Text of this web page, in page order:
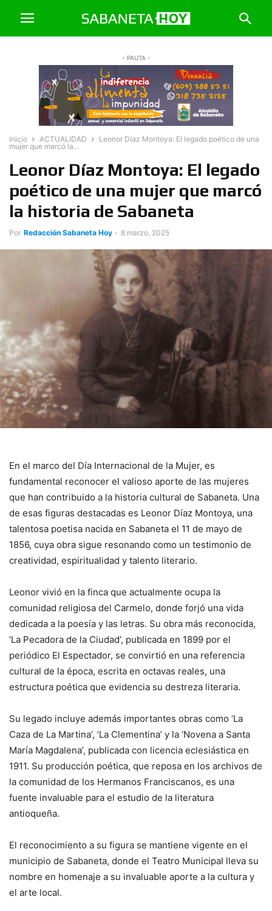
- PAUTA -
Inicio ACTUALIDAD
Leonor Díaz Montoya: El legado poético de una
mujer que marcó la...
Leonor Díaz Montoya: El legado
poético de una mujer que marcó
la historia de Sabaneta
Por Redacción Sabaneta Hoy - 8 marzo, 2025
En el marco del Día Internacional de la Mujer, es
fundamental reconocer el valioso aporte de las mujeres
que han contribuido a la historia cultural de Sabaneta. Una
de esas figuras destacadas es Leonor Díaz Montoya, una
talentosa poetisa nacida en Sabaneta el 11 de mayo de
1856, cuya obra sigue resonando como un testimonio de
creatividad, espiritualidad y talento literario.
Leonor vivió en la finca que actualmente ocupa la
comunidad religiosa del Carmelo, donde forjó una vida
dedicada a la poesía y las letras. Su obra más reconocida,
‘La Pecadora de la Ciudad’, publicada en 1899 por el
periódico El Espectador, se convirtió en una referencia
cultural de la época, escrita en octavas reales, una
estructura poética que evidencia su destreza literaria.
Su legado incluye además importantes obras como ‘La
Caza de La Martina’, ‘La Clementina’ y la ‘Novena a Santa
María Magdalena’, publicada con licencia eclesiástica en
1911. Su producción poética, que reposa en los archivos de
la comunidad de los Hermanos Franciscanos, es una
fuente invaluable para el estudio de la literatura
antioqueña.
El reconocimiento a su figura se mantiene vigente en el
municipio de Sabaneta, donde el Teatro Municipal lleva su
nombre en homenaje a su invaluable aporte a la cultura y
el arte local.